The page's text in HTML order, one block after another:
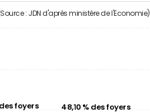
: JDN d'après ministère de l'Economie)
foyers 48,10 % des foyers